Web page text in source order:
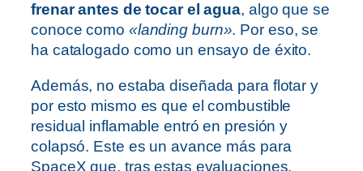
frenar antes de tocar el agua, algo que se
conoce como «landing burn». Por eso, se
ha catalogado como un ensayo de éxito.
Además, no estaba diseñada para flotar y
por esto mismo es que el combustible
residual inflamable entró en presión y
colapsó. Este es un avance más para
SpaceX que, tras estas evaluaciones,